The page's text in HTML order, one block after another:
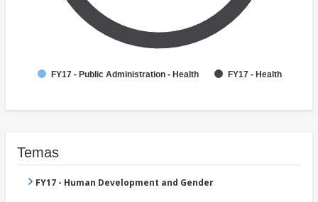
FY17 - Public Administration - Health FY17 - Health
Temas
FY17 - Human Development and Gender